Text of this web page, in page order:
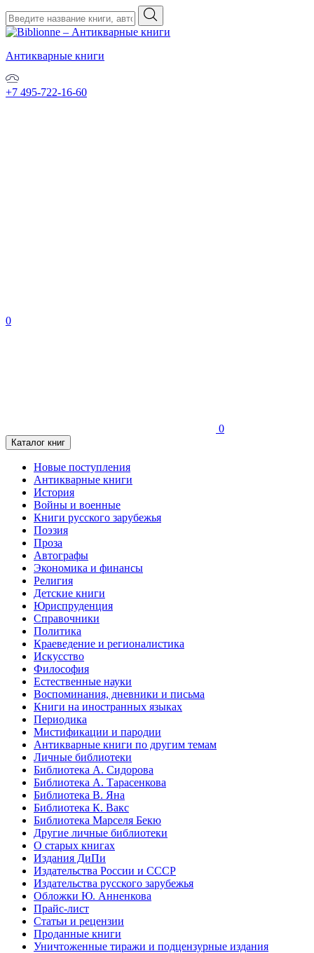
Антикварные книги
+7 495-722-16-60
0
0
Каталог книг
Новые поступления
Антикварные книги
История
Войны и военные
Книги русского зарубежья
Поэзия
Проза
Автографы
Экономика и финансы
Религия
Детские книги
Юриспруденция
Справочники
Политика
Краеведение и регионалистика
Искусство
Философия
Естественные науки
Воспоминания, дневники и письма
Книги на иностранных языках
Периодика
Мистификации и пародии
Антикварные книги по другим темам
Личные библиотеки
Библиотека А. Сидорова
Библиотека А. Тарасенкова
Библиотека В. Яна
Библиотека К. Вакс
Библиотека Марселя Бекю
Другие личные библиотеки
О старых книгах
Издания ДиПи
Издательства России и СССР
Издательства русского зарубежья
Обложки Ю. Анненкова
Прайс-лист
Статьи и рецензии
Проданные книги
Уничтоженные тиражи и подцензурные издания